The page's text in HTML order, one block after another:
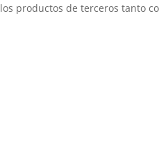
los productos de terceros tanto